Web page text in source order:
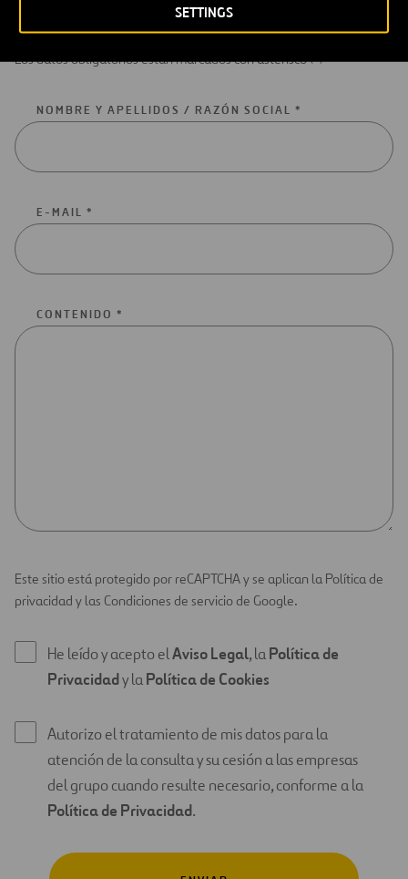
SETTINGS
Los datos obligatorios están marcados con asterisco (*)
NOMBRE Y APELLIDOS / RAZÓN SOCIAL *
E-MAIL *
CONTENIDO *
Este sitio está protegido por reCAPTCHA y se aplican la Política de
privacidad y las Condiciones de servicio de Google.
He leído y acepto elAviso Legal, laPolítica de
Privacidady laPolítica de Cookies
Autorizo el tratamiento de mis datos para la
atención de la consulta y su cesión a las empresas
del grupo cuando resulte necesario, conforme a la
Política de Privacidad.